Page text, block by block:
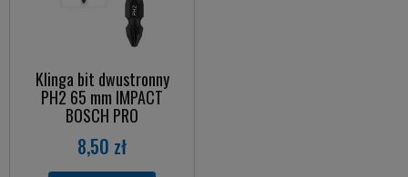
Klinga bit dwustronny
PH2 65 mm IMPACT
BOSCH PRO
8,50 zł